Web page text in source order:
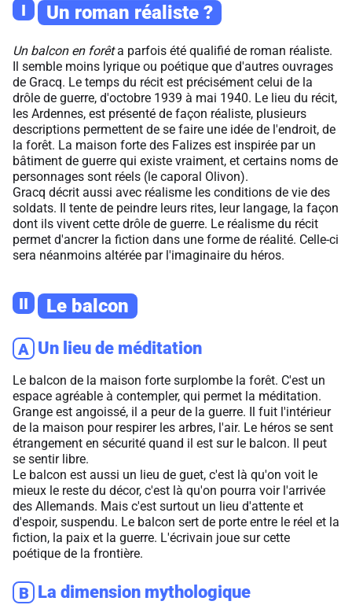
I Un roman réaliste ?
Un balcon en forêta parfois été qualifié de roman réaliste.
Il semble moins lyrique ou poétique que d'autres ouvrages
de Gracq. Le temps du récit est précisément celui de la
drôle de guerre, d'octobre 1939 à mai 1940. Le lieu du récit,
les Ardennes, est présenté de façon réaliste, plusieurs
descriptions permettent de se faire une idée de l'endroit, de
la forêt. La maison forte des Falizes est inspirée par un
bâtiment de guerre qui existe vraiment, et certains noms de
personnages sont réels (le caporal Olivon).
Gracq décrit aussi avec réalisme les conditions de vie des
soldats. Il tente de peindre leurs rites, leur langage, la façon
dont ils vivent cette drôle de guerre. Le réalisme du récit
permet d'ancrer la fiction dans une forme de réalité. Celle-ci
sera néanmoins altérée par l'imaginaire du héros.
II Le balcon
A Un lieu de méditation
Le balcon de la maison forte surplombe la forêt. C'est un
espace agréable à contempler, qui permet la méditation.
Grange est angoissé, il a peur de la guerre. Il fuit l'intérieur
de la maison pour respirer les arbres, l'air. Le héros se sent
étrangement en sécurité quand il est sur le balcon. Il peut
se sentir libre.
Le balcon est aussi un lieu de guet, c'est là qu'on voit le
mieux le reste du décor, c'est là qu'on pourra voir l'arrivée
des Allemands. Mais c'est surtout un lieu d'attente et
d'espoir, suspendu. Le balcon sert de porte entre le réel et la
fiction, la paix et la guerre. L'écrivain joue sur cette
poétique de la frontière.
B La dimension mythologique